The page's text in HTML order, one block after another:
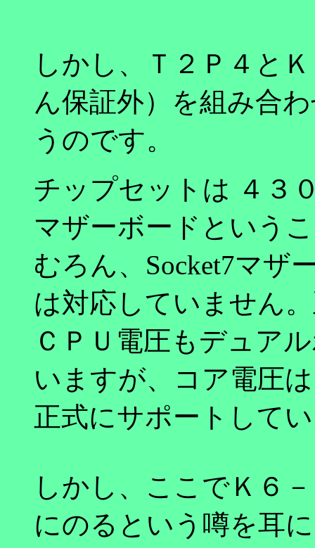
しかし、Ｔ２Ｐ４と
ん保証外）を組み合
うのです。
チップセットは ４３
マザーボードという
むろん、Socket7マザ
は対応していません
ＣＰＵ電圧もデュア
いますが、コア電圧
正式にサポートして
しかし、ここでＫ６
にのるという噂を耳